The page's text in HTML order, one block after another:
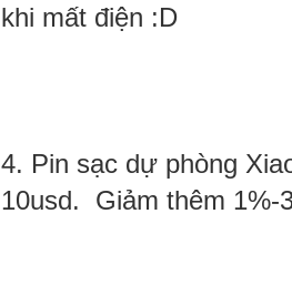
khi mất điện :D
4. Pin sạc dự phòng
10usd. Giảm thêm 1%-